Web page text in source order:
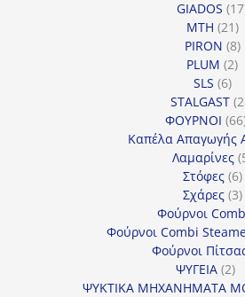
GIADOS 17
MTH 2121
PIRON 88
PLUM 22
SLS 66
STALGAST
ΦΟΥΡΝΟΙ 66
Καπέλα Απαγωγής
Λαμαρίνες
Στόφες 66
Σχάρες 33
Φούρνοι
Φούρνοι Combi
Φούρνοι
ΨΥΓΕΙΑ 22
ΨΥΚΤΙΚΑ ΜΗΧΑΝΗΜΑΤΑ